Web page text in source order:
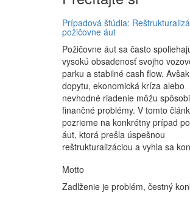
Prípadová štúdia:
požičovne áut
Požičovne áut sa často
vysokú obsadenosť svojho
parku a stabilné cash flow.
dopytu, ekonomická kríza alebo
nevhodné riadenie môžu
finančné problémy. V tomto
pozrieme na konkrétny prípad
áut, ktorá prešla úspešnou
reštrukturalizáciou a vyhla sa
Motto
Zadlženie je problém, čestný